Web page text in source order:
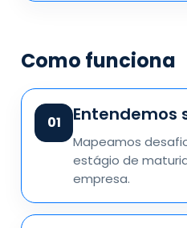
Como funciona
01 Entendemos
Mapeamos
estágio de
empresa.